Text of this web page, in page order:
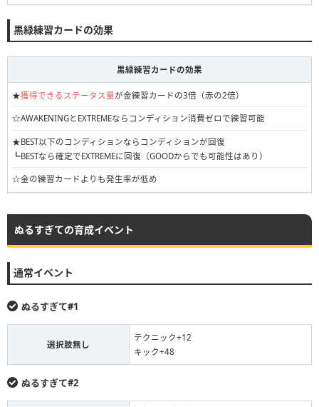
黒緑練習カードの効果
黒緑練習カードの効果
★獲得できるステータス量が金練習カードの3倍（赤の2倍）
☆AWAKENINGとEXTREMEならコンディション消費ゼロで練習可能
★BEST以下のコンディションならコンディションが回復
┗BESTなら確定でEXTREMEに回復（GOODからでも可能性はあり）
☆金の練習カードよりも発生率が低め
ぬるすぎての育成イベント
通常イベント
ぬるすぎて#1
選択肢無し
テクニック+12
キック+48
ぬるすぎて#2